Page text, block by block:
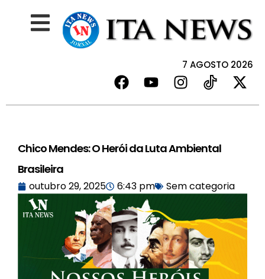
7 AGOSTO 2026
Chico Mendes: O Herói da Luta Ambiental
Brasileira
outubro 29, 2025 6:43 pm Sem categoria